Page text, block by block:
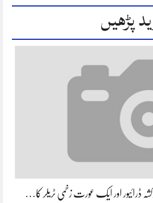
پڑھیں
ڈرائیور اور ایک عورت زخمی ٹریلر کا…